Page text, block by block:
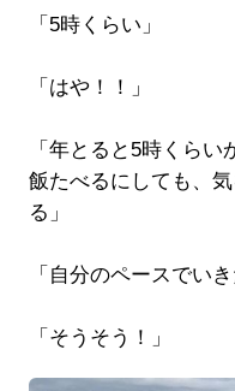
「5時くらい」
「はや！！」
「年とると5時くら
飯たべるにしても、
る」
「自分のペースでいき
「そうそう！」